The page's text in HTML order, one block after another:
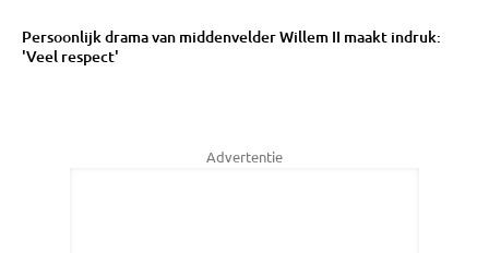
Persoonlijk drama van middenvelder Willem II maakt indruk:
'Veel respect'
Advertentie